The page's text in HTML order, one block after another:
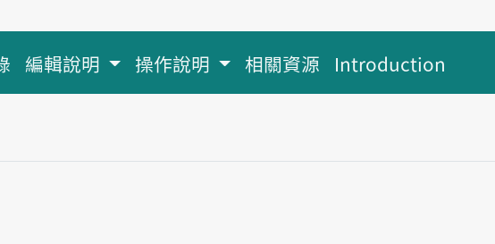
編輯說明 操作說明 相關資源 Introduction